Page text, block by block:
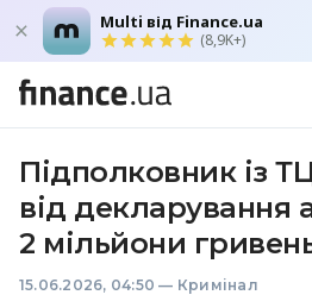
Multi від Finance.ua
(8,9K+)
Підполковник із
від декларування
2 мільйони
15.06.2026, 04:50 — Кримінал